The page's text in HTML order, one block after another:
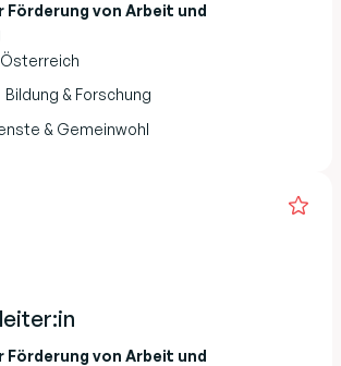
Förderung von Arbeit und
Österreich
Bildung & Forschung
& Gemeinwohl
Förderung von Arbeit und